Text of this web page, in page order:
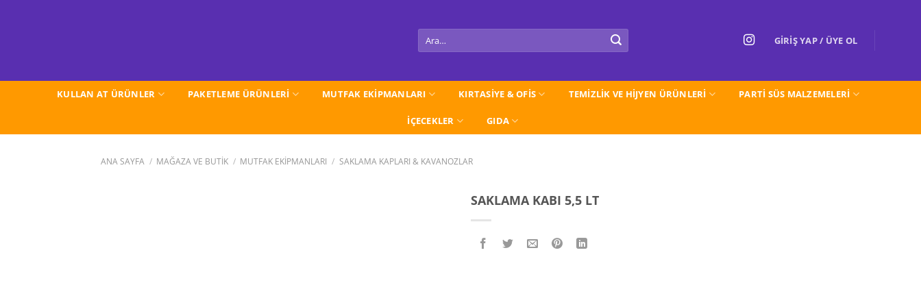
Ara: GIRIŞ YAP / ÜYE OL
KULLAN AT ÜRÜNLER PAKETLEME ÜRÜNLERİ MUTFAK EKİPMANLARI KIRTASİYE & OFİS TEMİZLİK VE HİJYEN ÜRÜNLERİ PARTI SÜS MALZEMELERİ
İÇECEKLER GIDA
ANA SAYFA / MAĞAZA VE BUTİK / MUTFAK EKİPMANLARI / SAKLAMA KAPLARI & KAVANOZLAR
SAKLAMA KABI 5,5 LT